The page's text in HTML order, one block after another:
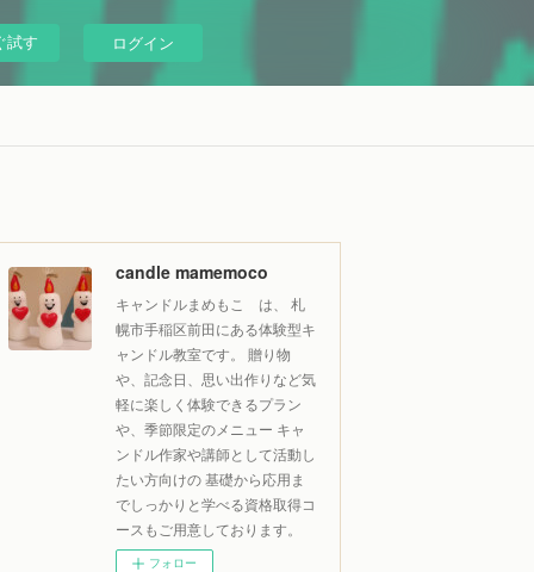
試す ログイン
candle mamemoco
キャンドルまめもこ は、 札
幌市手稲区前田にある体験型キ
ャンドル教室です。 贈り物
や、記念日、思い出作りなど気
軽に楽しく体験できるプラン
や、季節限定のメニュー キャ
ンドル作家や講師として活動し
たい方向けの 基礎から応用ま
でしっかりと学べる資格取得コ
ースもご用意しております。
フォロー